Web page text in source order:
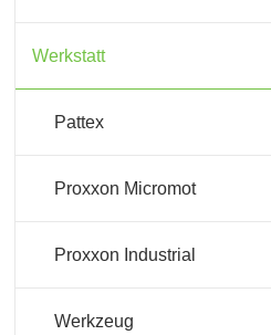
Werkstatt
Pattex
Proxxon Micromot
Proxxon Industrial
Werkzeug